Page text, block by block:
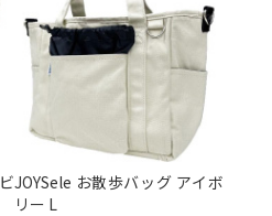
JOYSele お散歩バッグ アイボ
リー L